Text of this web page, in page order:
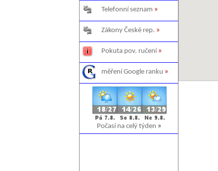
Telefonní seznam »
Zákony České rep. »
Pokuta pov. ručení »
měření Google ranku »
Počasí na celý týden »